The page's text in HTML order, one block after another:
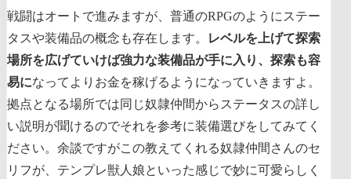
戦闘はオートで進みますが、普通のRPGのようにステー
タスや装備品の概念も存在します。
レベルを上げて探索
場所を広げていけば強力な装備品が手に入り、探索も容
易になってよりお金を稼げるようになっていきますよ。
拠点となる場所では同じ奴隷仲間からステータスの詳し
い説明が聞けるのでそれを参考に装備選びをしてみてく
ださい。余談ですがこの教えてくれる奴隷仲間さんのセ
リフが、テンプレ獣人娘といった感じで妙に可愛らしく